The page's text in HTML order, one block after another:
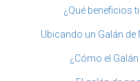
¿Qué beneficios
Ubicando un Galán
¿Cómo el